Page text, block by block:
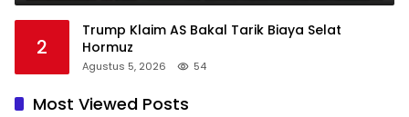
2
Trump Klaim AS Bakal Tarik Biaya Selat
Hormuz
Agustus 5, 2026 54
Most Viewed Posts